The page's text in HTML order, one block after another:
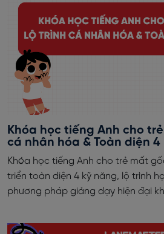
Khóa học tiếng Anh cho
cá nhân hóa & Toàn diện
Khóa học tiếng Anh cho trẻ mất
triển toàn diện 4 kỹ năng, lộ trình
phương pháp giảng dạy hiện đại